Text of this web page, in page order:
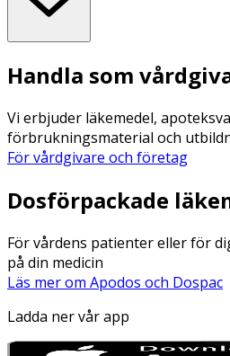
Handla som
Vi erbjuder läkemedel,
förbrukningsmaterial och
För vårdgivare och företag
Dosförpackade
För vårdens patienter eller för
på din medicin
Läs mer om Apodos och Dospac
Ladda ner vår app